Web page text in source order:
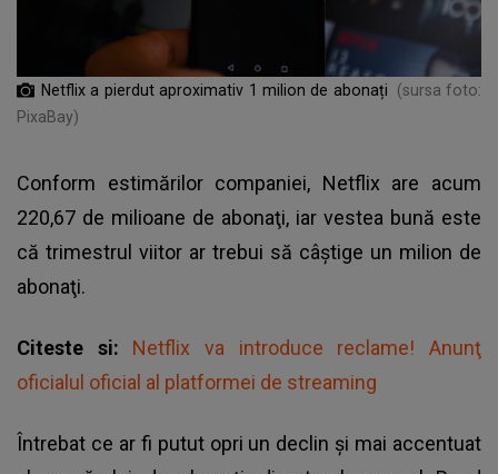
Netflix a pierdut aproximativ 1 milion de abonați
(sursa foto:
PixaBay)
Conform estimărilor companiei, Netflix are acum
220,67 de milioane de abonaţi, iar vestea bună este
că trimestrul viitor ar trebui să câştige un milion de
abonaţi.
Citeste si: Netflix va introduce reclame! Anunţ
oficialul oficial al platformei de streaming
Întrebat ce ar fi putut opri un declin şi mai accentuat